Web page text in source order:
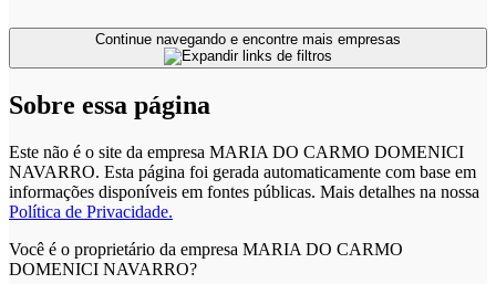
Sobre essa página
Este não é o site da empresa MARIA DO CARMO DOMENICI
NAVARRO. Esta página foi gerada automaticamente com base em
informações disponíveis em fontes públicas. Mais detalhes na nossa
Política de Privacidade.
Você é o proprietário da empresa MARIA DO CARMO
DOMENICI NAVARRO?